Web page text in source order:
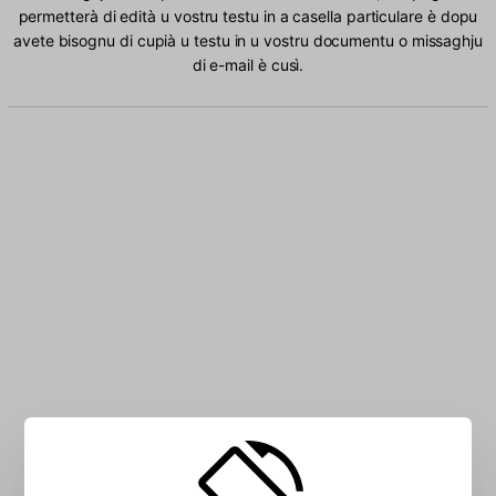
permetterà di edità u vostru testu in a casella particulare è dopu
avete bisognu di cupià u testu in u vostru documentu o missaghju
di e-mail è cusì.
Scrivite Albanese caratteri in a casella: